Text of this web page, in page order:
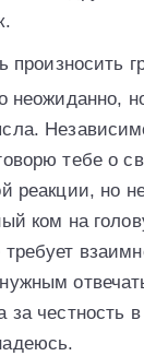
произносить
неожиданно,
тебе о
реакции, но
ком на
за честность